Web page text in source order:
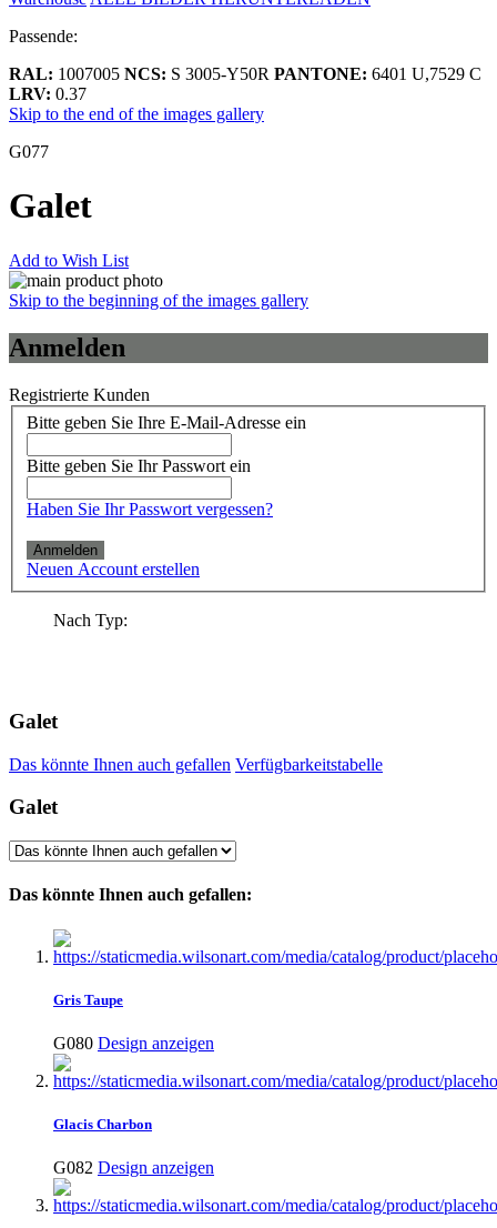
Passende:
RAL: 1007005 NCS: S 3005-Y50R PANTONE: 6401 U,7529 C
LRV: 0.37
Skip to the end of the images gallery
G077
Galet
Add to Wish List
Skip to the beginning of the images gallery
Anmelden
Registrierte Kunden
Bitte geben Sie Ihre E-Mail-Adresse ein
Bitte geben Sie Ihr Passwort ein
Haben Sie Ihr Passwort vergessen?
Anmelden
Neuen Account erstellen
Nach Typ:
Galet
Das könnte Ihnen auch gefallen Verfügbarkeitstabelle
Galet
Das könnte Ihnen auch gefallen:
Gris Taupe
G080 Design anzeigen
Glacis Charbon
G082 Design anzeigen